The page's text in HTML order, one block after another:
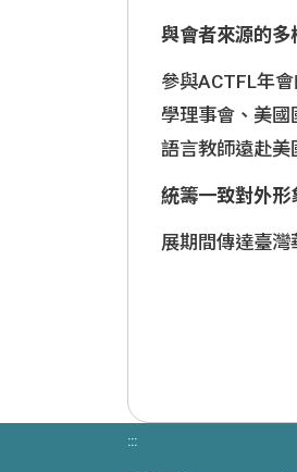
與會者來源的多
參與ACTFL年
學理事會、美國
語言教師遠赴美
統籌一致對外形
展期間傳達臺
:::